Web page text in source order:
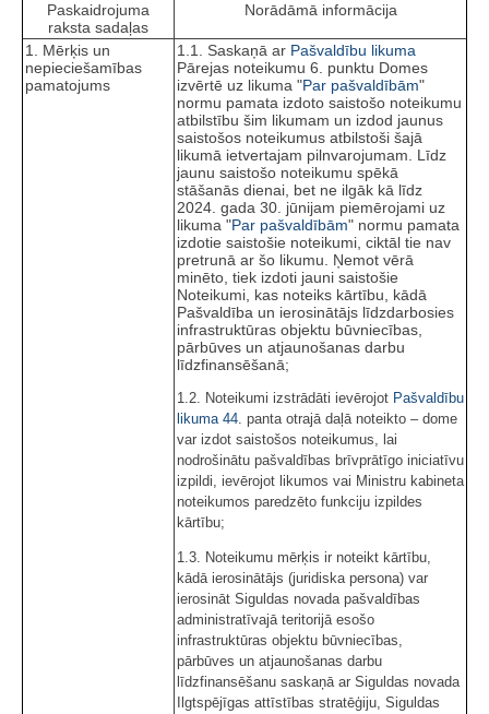
Paskaidrojuma
raksta sadaļas
Norādāmā informācija
1. Mērķis un
nepieciešamības
pamatojums
1.1. Saskaņā ar Pašvaldību likuma
Pārejas noteikumu 6. punktu Domes
izvērtē uz likuma "Par pašvaldībām"
normu pamata izdoto saistošo noteikumu
atbilstību šim likumam un izdod jaunus
saistošos noteikumus atbilstoši šajā
likumā ietvertajam pilnvarojumam. Līdz
jaunu saistošo noteikumu spēkā
stāšanās dienai, bet ne ilgāk kā līdz
2024. gada 30. jūnijam piemērojami uz
likuma "Par pašvaldībām" normu pamata
izdotie saistošie noteikumi, ciktāl tie nav
pretrunā ar šo likumu. Ņemot vērā
minēto, tiek izdoti jauni saistošie
Noteikumi, kas noteiks kārtību, kādā
Pašvaldība un ierosinātājs līdzdarbosies
infrastruktūras objektu būvniecības,
pārbūves un atjaunošanas darbu
līdzfinansēšanā;
1.2. Noteikumi izstrādāti ievērojot Pašvaldību
likuma 44. panta otrajā daļā noteikto – dome
var izdot saistošos noteikumus, lai
nodrošinātu pašvaldības brīvprātīgo iniciatīvu
izpildi, ievērojot likumos vai Ministru kabineta
noteikumos paredzēto funkciju izpildes
kārtību;
1.3. Noteikumu mērķis ir noteikt kārtību,
kādā ierosinātājs (juridiska persona) var
ierosināt Siguldas novada pašvaldības
administratīvajā teritorijā esošo
infrastruktūras objektu būvniecības,
pārbūves un atjaunošanas darbu
līdzfinansēšanu saskaņā ar Siguldas novada
Ilgtspējīgas attīstības stratēģiju, Siguldas